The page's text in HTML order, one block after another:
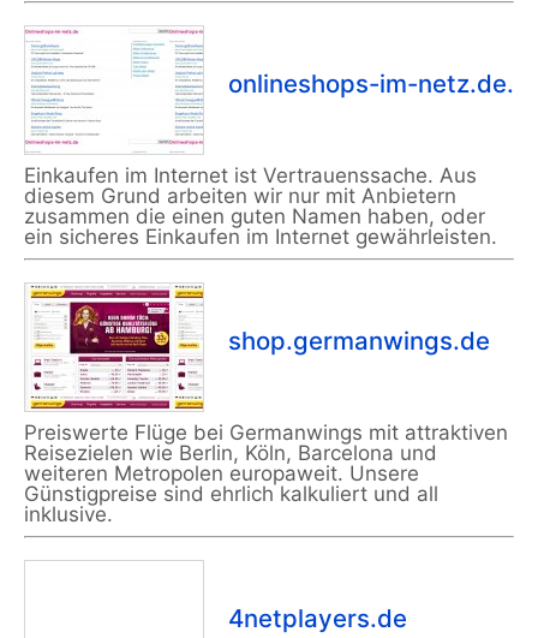
onlineshops-im-netz.de.
Einkaufen im Internet ist Vertrauenssache. Aus
diesem Grund arbeiten wir nur mit Anbietern
zusammen die einen guten Namen haben, oder
ein sicheres Einkaufen im Internet gewährleisten.
shop.germanwings.de
Preiswerte Flüge bei Germanwings mit attraktiven
Reisezielen wie Berlin, Köln, Barcelona und
weiteren Metropolen europaweit. Unsere
Günstigpreise sind ehrlich kalkuliert und all
inklusive.
4netplayers.de